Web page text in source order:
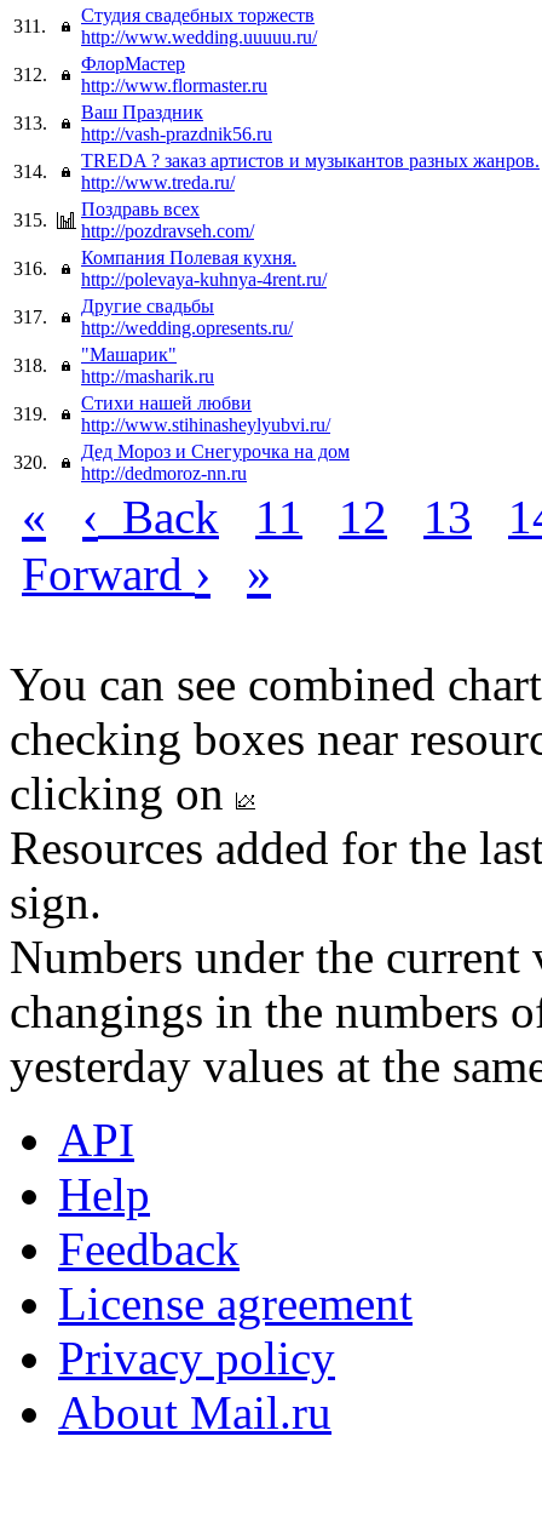
311.
Студия свадебных торжеств
http://www.wedding.uuuuu.ru/
312.
ФлорМастер
http://www.flormaster.ru
313.
Ваш Праздник
http://vash-prazdnik56.ru
314.
TREDA ? заказ артистов и музыкантов разных жанров.
http://www.treda.ru/
315.
Поздравь всех
http://pozdravseh.com/
316.
Компания Полевая кухня.
http://polevaya-kuhnya-4rent.ru/
317.
Другие свадьбы
http://wedding.opresents.ru/
318.
"Машарик"
http://masharik.ru
319.
Стихи нашей любви
http://www.stihinasheylyubvi.ru/
320.
Дед Мороз и Снегурочка на дом
http://dedmoroz-nn.ru
« ‹ Back 11 12 13
Forward › »
You can see combined
checking boxes near
clicking on
Resources added for the
sign.
Numbers under the
changings in the numbers
yesterday values at the
API
Help
Feedback
License agreement
Privacy policy
About Mail.ru